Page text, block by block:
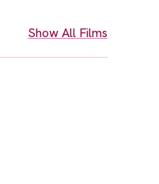
Show All Films